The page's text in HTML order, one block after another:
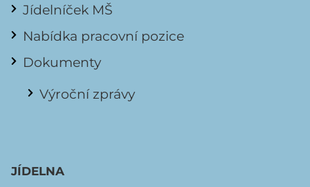
Jídelníček MŠ
Nabídka pracovní pozice
Dokumenty
Výroční zprávy
JÍDELNA